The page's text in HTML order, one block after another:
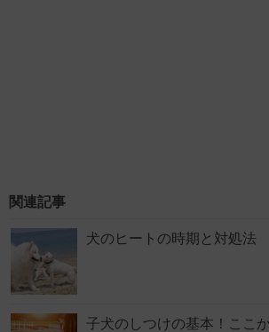
関連記事
犬のヒートの時期と対処法
子犬のしつけの基本！ここ